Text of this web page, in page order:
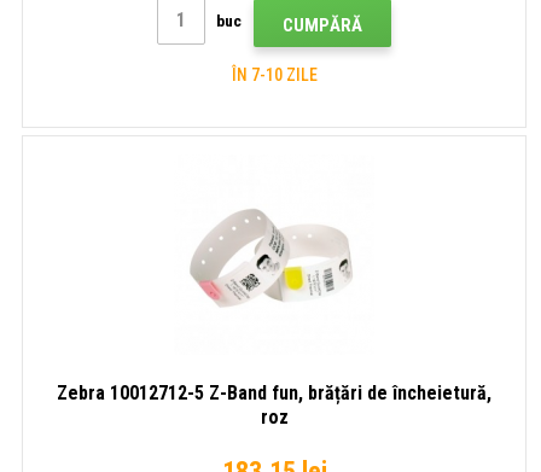
buc CUMPĂRĂ
ÎN 7-10 ZILE
Zebra 10012712-5 Z-Band fun, brățări de încheietură,
roz